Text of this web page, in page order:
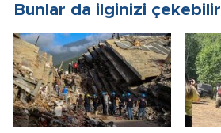
Bunlar da ilginizi çekebilir